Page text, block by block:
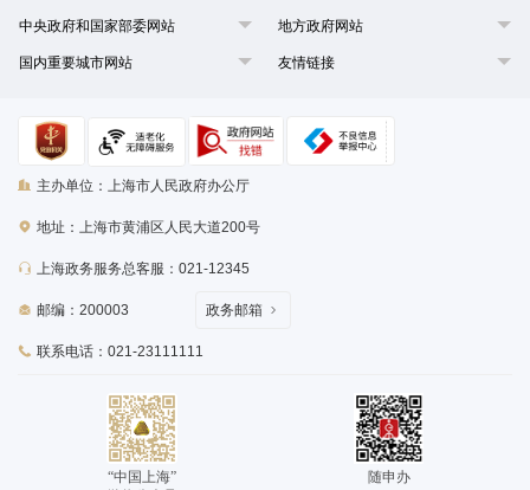
中央政府和国家部委网站 地方政府网站
国内重要城市网站 友情链接
主办单位：上海市人民政府办公厅
地址：上海市黄浦区人民大道200号
上海政务服务总客服：021-12345
邮编：200003
联系电话：021-23111111
政务邮箱
“中国上海”
随申办